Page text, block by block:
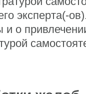
эксперта(-
и о